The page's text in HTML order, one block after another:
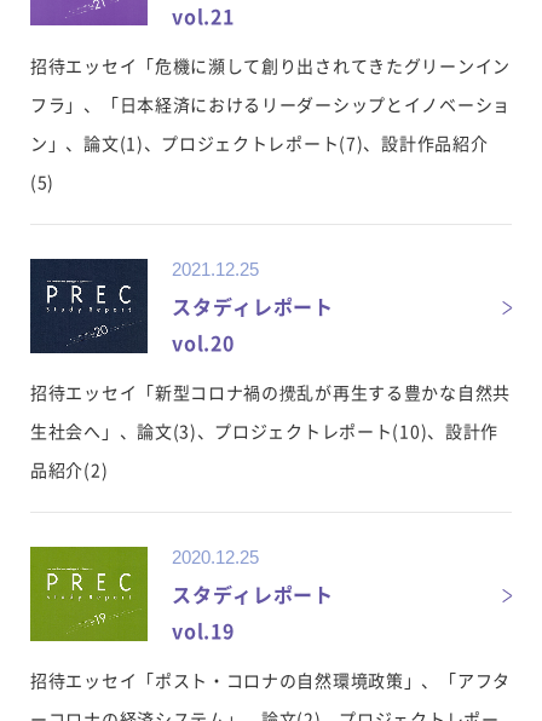
vol.21
招待エッセイ「危機に瀕して創り出されてきたグリーンイン
フラ」、「日本経済におけるリーダーシップとイノベーショ
ン」、論文(1)、プロジェクトレポート(7)、設計作品紹介
(5)
2021.12.25
スタディレポート
vol.20
招待エッセイ「新型コロナ禍の攪乱が再生する豊かな自然共
生社会へ」、論文(3)、プロジェクトレポート(10)、設計作
品紹介(2)
2020.12.25
スタディレポート
vol.19
招待エッセイ「ポスト・コロナの自然環境政策」、「アフタ